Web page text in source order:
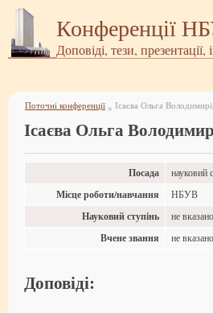
Конференції
Доповіді, тези, презентації,
Поточні конференції » Ісаєва Ольга
Ісаєва Ольга
Посада науковий
Місце роботи/навчання НБУВ
Науковий ступінь не вказано
Вчене звання не вказано
Доповіді: